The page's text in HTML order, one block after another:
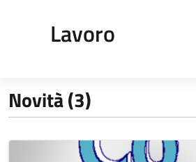
Lavoro
Novità (3)